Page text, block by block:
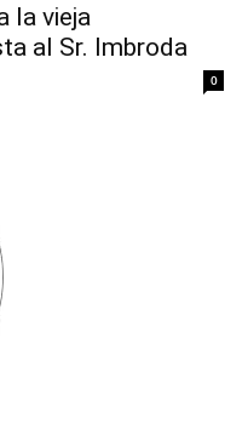
la vieja
al Sr. Imbroda
0